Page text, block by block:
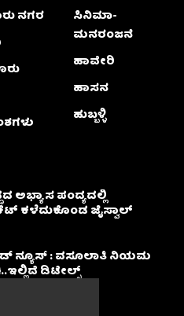
ನಗರ
ಸಿನಿಮಾ-
ಮನರಂಜನೆ
ಹಾವೇರಿ
ಹಾಸನ
ಹುಬ್ಬಳ್ಳಿ
ಅಭ್ಯಾಸ ಪಂದ್ಯದಲ್ಲಿ
ಕಳೆದುಕೊಂಡ ಜೈಸ್ವಾಲ್
ನ್ಯೂಸ್ : ವಸೂಲಾತಿ ನಿಯಮ
ಡಿಟೇಲ್ಸ್